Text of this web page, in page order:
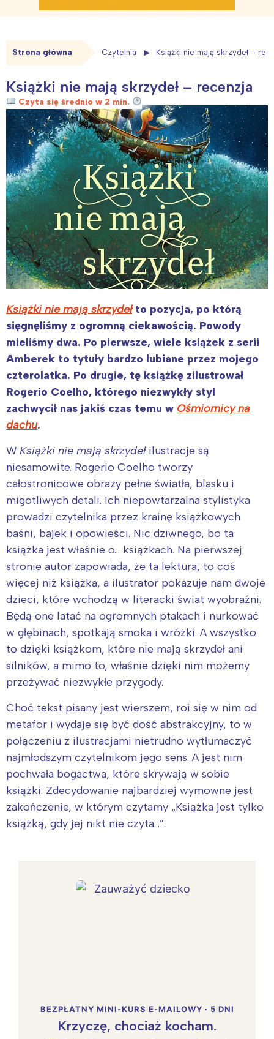
Strona główna Czytelnia Książki nie mają skrzydeł –
Książki nie mają skrzydeł – recenzja
Czyta się średnio w 2 min.
Książki nie mają skrzydełto pozycja, po którą
sięgnęliśmy z ogromną ciekawością. Powody
mieliśmy dwa. Po pierwsze, wiele książek z serii
Amberek to tytuły bardzo lubiane przez mojego
czterolatka. Po drugie, tę książkę zilustrował
Rogerio Coelho, którego niezwykły styl
zachwycił nas jakiś czas temu w Ośmiornicy na
dachu.
W Książki nie mają skrzydełilustracje są
niesamowite. Rogerio Coelho tworzy
całostronicowe obrazy pełne światła, blasku i
migotliwych detali. Ich niepowtarzalna stylistyka
prowadzi czytelnika przez krainę książkowych
baśni, bajek i opowieści. Nic dziwnego, bo ta
książka jest właśnie o… książkach. Na pierwszej
stronie autor zapowiada, że ta lektura, to coś
więcej niż książka, a ilustrator pokazuje nam dwoje
dzieci, które wchodzą w literacki świat wyobraźni.
Będą one latać na ogromnych ptakach i nurkować
w głębinach, spotkają smoka i wróżki. A wszystko
to dzięki książkom, które nie mają skrzydeł ani
silników, a mimo to, właśnie dzięki nim możemy
przeżywać niezwykłe przygody.
Choć tekst pisany jest wierszem, roi się w nim od
metafor i wydaje się być dość abstrakcyjny, to w
połączeniu z ilustracjami nietrudno wytłumaczyć
najmłodszym czytelnikom jego sens. A jest nim
pochwała bogactwa, które skrywają w sobie
książki. Zdecydowanie najbardziej wymowne jest
zakończenie, w którym czytamy „Książka jest tylko
książką, gdy jej nikt nie czyta…”.
BEZPŁATNY MINI-KURS E-MAILOWY · 5 DNI
Krzyczę, chociaż kocham.